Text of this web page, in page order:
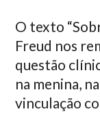
O texto
Freud nos
questão
na menina,
vinculação